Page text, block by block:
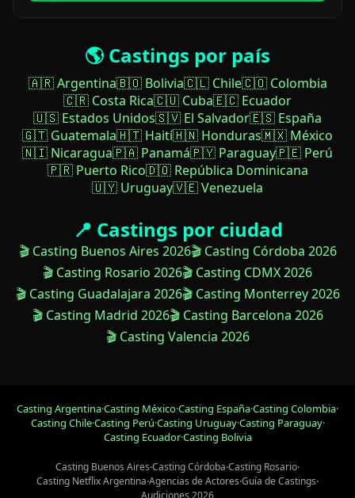
🌎 Castings por país
🇦🇷 Argentina🇧🇴 Bolivia🇨🇱 Chile🇨🇴 Colombia
🇨🇷 Costa Rica🇨🇺 Cuba🇪🇨 Ecuador
🇺🇸 Estados Unidos🇸🇻 El Salvador🇪🇸 España
🇬🇹 Guatemala🇭🇹 Haití🇭🇳 Honduras🇲🇽 México
🇳🇮 Nicaragua🇵🇦 Panamá🇵🇾 Paraguay🇵🇪 Perú
🇵🇷 Puerto Rico🇩🇴 República Dominicana
🇺🇾 Uruguay🇻🇪 Venezuela
📍 Castings por ciudad
🎬 Casting Buenos Aires 2026🎬 Casting Córdoba 2026
🎬 Casting Rosario 2026🎬 Casting CDMX 2026
🎬 Casting Guadalajara 2026🎬 Casting Monterrey 2026
🎬 Casting Madrid 2026🎬 Casting Barcelona 2026
🎬 Casting Valencia 2026
Casting Argentina·Casting México·Casting España·Casting Colombia·
Casting Chile·Casting Perú·Casting Uruguay·Casting Paraguay·
Casting Ecuador·Casting Bolivia
Casting Buenos Aires·Casting Córdoba·Casting Rosario·
Casting Netflix Argentina·Agencias de Actores·Guía de Castings·
Audiciones 2026